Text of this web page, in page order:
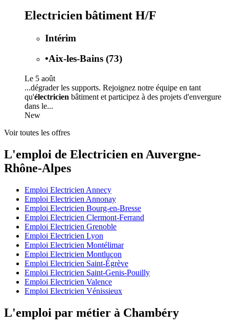
Electricien bâtiment H/F
Intérim
•Aix-les-Bains (73)
Le 5 août
...dégrader les supports. Rejoignez notre équipe en tant
qu'électricien bâtiment et participez à des projets d'envergure
dans le...
New
Voir toutes les offres
L'emploi de Electricien en Auvergne-
Rhône-Alpes
Emploi Electricien Annecy
Emploi Electricien Annonay
Emploi Electricien Bourg-en-Bresse
Emploi Electricien Clermont-Ferrand
Emploi Electricien Grenoble
Emploi Electricien Lyon
Emploi Electricien Montélimar
Emploi Electricien Montluçon
Emploi Electricien Saint-Égrève
Emploi Electricien Saint-Genis-Pouilly
Emploi Electricien Valence
Emploi Electricien Vénissieux
L'emploi par métier à Chambéry